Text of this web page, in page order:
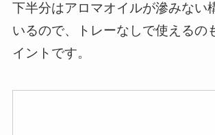
下半分はアロマオイルが滲みない
いるので、トレーなしで使えるの
イントです。